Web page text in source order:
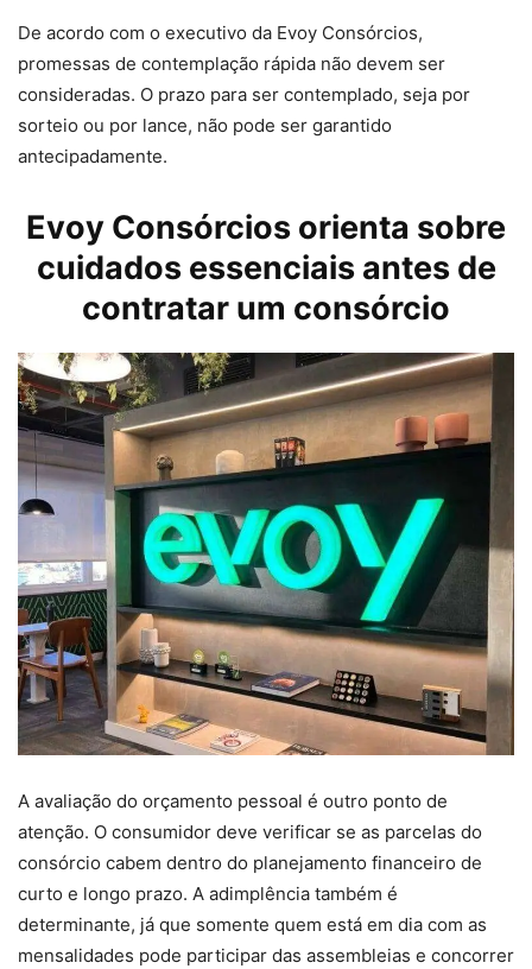
De acordo com o executivo da Evoy Consórcios,
promessas de contemplação rápida não devem ser
consideradas. O prazo para ser contemplado, seja por
sorteio ou por lance, não pode ser garantido
antecipadamente.
Evoy Consórcios orienta sobre
cuidados essenciais antes de
contratar um consórcio
A avaliação do orçamento pessoal é outro ponto de
atenção. O consumidor deve verificar se as parcelas do
consórcio cabem dentro do planejamento financeiro de
curto e longo prazo. A adimplência também é
determinante, já que somente quem está em dia com as
mensalidades pode participar das assembleias e concorrer